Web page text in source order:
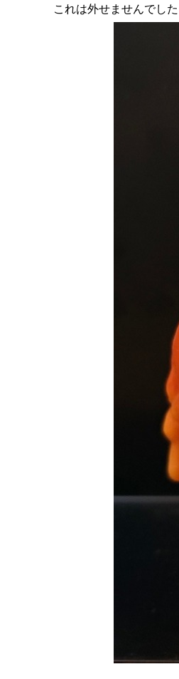
これは外せませんでし